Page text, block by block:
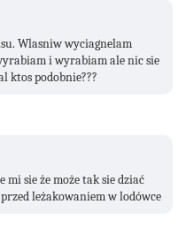
Wlasniw wyciagnelam
i wyrabiam ale nic sie
ktos podobnie???
mi sie że może tak sie dziać
leżakowaniem w lodówce